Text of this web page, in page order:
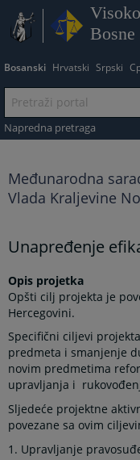
Bosanski Hrvatski Srpski
Napredna pretraga
Međunarodna
Vlada Kraljevine
Unapređenje
Opis projetka
Opšti cilj projekta je
Hercegovini.
Specifični ciljevi
predmeta i smanjenje
novim predmetima
upravljanja i
Sljedeće projektne
povezane sa ovim
1. Upravljanje